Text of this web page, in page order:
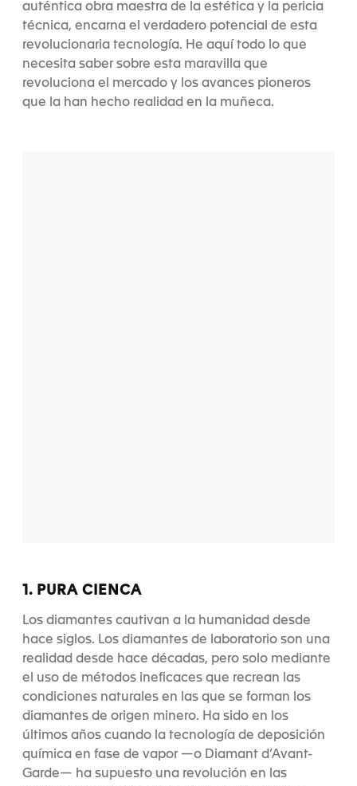
auténtica obra maestra de la estética y la pericia
técnica, encarna el verdadero potencial de esta
revolucionaria tecnología. He aquí todo lo que
necesita saber sobre esta maravilla que
revoluciona el mercado y los avances pioneros
que la han hecho realidad en la muñeca.
1. PURA CIENCA
Los diamantes cautivan a la humanidad desde
hace siglos. Los diamantes de laboratorio son una
realidad desde hace décadas, pero solo mediante
el uso de métodos ineficaces que recrean las
condiciones naturales en las que se forman los
diamantes de origen minero. Ha sido en los
últimos años cuando la tecnología de deposición
química en fase de vapor —o Diamant d’Avant-
Garde— ha supuesto una revolución en las